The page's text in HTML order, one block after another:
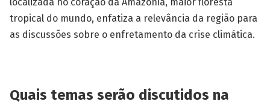
tropical do mundo, enfatiza a relevância da região para
as discussões sobre o enfretamento da crise climática.
Quais temas serão discutidos na